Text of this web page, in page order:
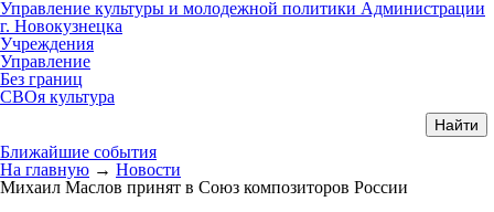
Управление культуры и молодежной политики Администрации
г. Новокузнецка
Учреждения
Управление
Без границ
СВОя культура
Ближайшие события
На главную → Новости
Михаил Маслов принят в Союз композиторов России